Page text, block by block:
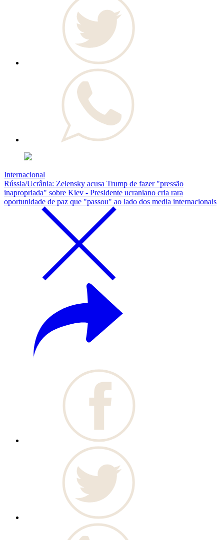
Internacional
Rússia/Ucrânia: Zelensky acusa Trump de fazer "pressão
inapropriada" sobre Kiev - Presidente ucraniano cria rara
oportunidade de paz que "passou" ao lado dos media internacionais